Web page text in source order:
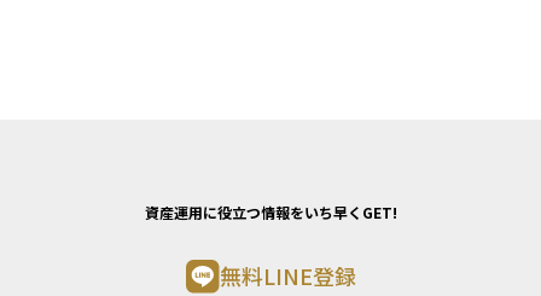
資産運用に役立つ情報をいち早くGET!
無料LINE登録